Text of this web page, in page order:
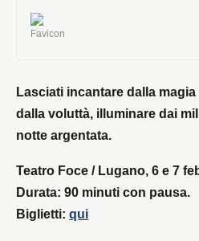
Lasciati incantare dalla magia
dalla voluttà, illuminare dai
notte argentata.
Teatro Foce / Lugano, 6 e 7
Durata: 90 minuti con pausa.
Biglietti:qui